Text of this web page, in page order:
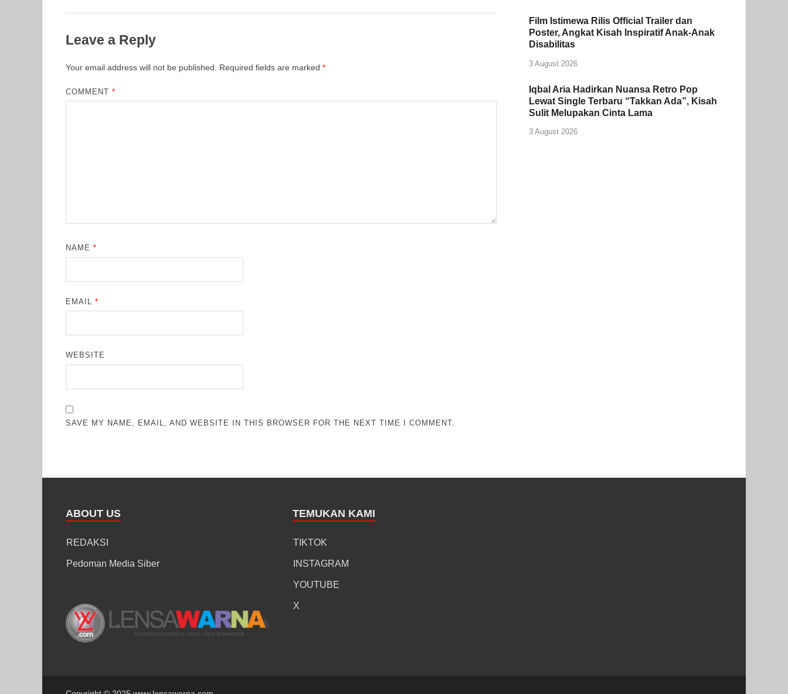
Leave a Reply
Your email address will not be published. Required fields are marked *
COMMENT*
NAME*
EMAIL*
WEBSITE
SAVE MY NAME, EMAIL, AND WEBSITE IN THIS BROWSER FOR THE NEXT TIME I COMMENT.
Film Istimewa Rilis Official Trailer dan
Poster, Angkat Kisah Inspiratif Anak-Anak
Disabilitas
3 August 2026
Iqbal Aria Hadirkan Nuansa Retro Pop
Lewat Single Terbaru “Takkan Ada”, Kisah
Sulit Melupakan Cinta Lama
3 August 2026
ABOUT US
REDAKSI
Pedoman Media Siber
TEMUKAN KAMI
TIKTOK
INSTAGRAM
YOUTUBE
X